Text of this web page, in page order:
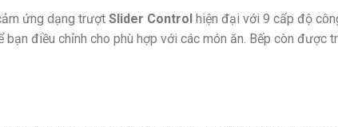
ứng dạng trượt Slider Control hiện đại với 9 cấp độ
điều chỉnh cho phù hợp với các món ăn. Bếp còn được